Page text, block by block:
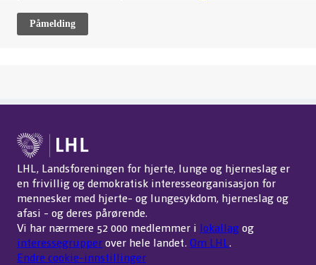
Påmelding
LHL, Landsforeningen for hjerte, lunge og hjerneslag er
en frivillig og demokratisk interesseorganisasjon for
mennesker med hjerte- og lungesykdom, hjerneslag og
afasi - og deres pårørende.
Vi har nærmere 52 000 medlemmer i lokallagog
interessegrupperover hele landet. Om LHL.
Endre cookie-innstillinger